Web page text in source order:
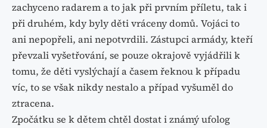
zachyceno radarem a to jak při prvním příletu, tak i
při druhém, kdy byly děti vráceny domů. Vojáci to
ani nepopřeli, ani nepotvrdili. Zástupci armády, kteří
převzali vyšetřování, se pouze okrajově vyjádřili k
tomu, že děti vyslýchají a časem řeknou k případu
víc, to se však nikdy nestalo a případ vyšuměl do
ztracena.
Zpočátku se k dětem chtěl dostat i známý ufolog